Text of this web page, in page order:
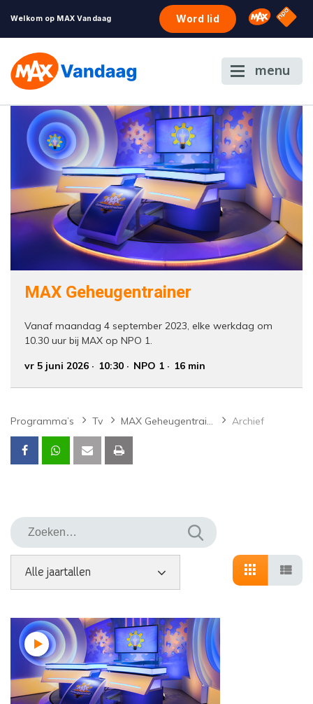
Welkom op MAX Vandaag Word lid Omroep
NPO
menu
MAX Geheugentrainer
Vanaf maandag 4 september 2023, elke werkdag om
10.30 uur bij MAX op NPO 1.
vr 5 juni 2026
10:30 NPO 1 16 min
Programma’s Tv MAX Geheugentrainer Archief